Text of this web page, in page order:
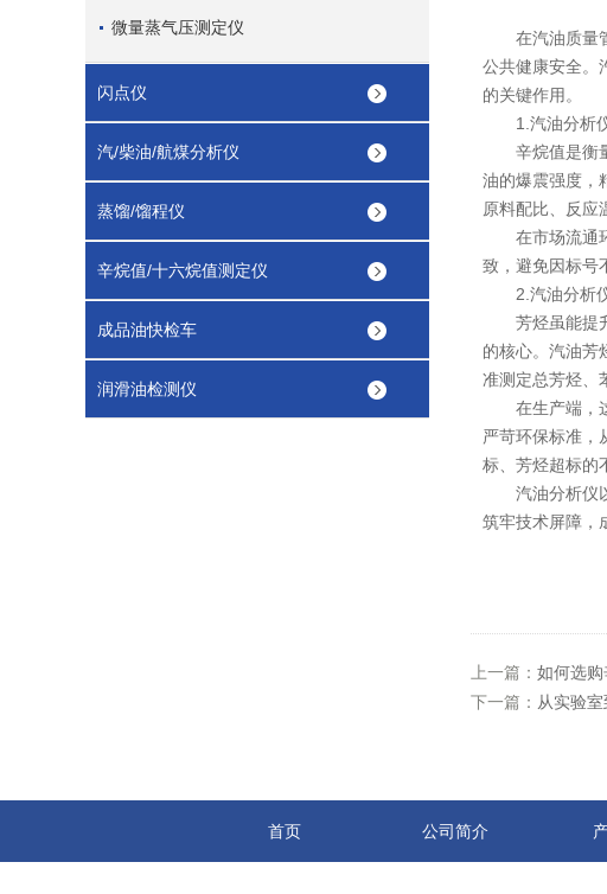
微量蒸气压测定仪
闪点仪
汽/柴油/航煤分析仪
蒸馏/馏程仪
辛烷值/十六烷值测定仪
成品油快检车
润滑油检测仪
在汽油质量管
公共健康安全。
的关键作用。
1.汽油分析仪
辛烷值是衡量
油的爆震强度，
原料配比、反应
在市场流通环
致，避免因标号
2.汽油分析仪
芳烃虽能提升
的核心。汽油芳
准测定总芳烃、
在生产端，这
严苛环保标准，
标、芳烃超标的
汽油分析仪以
筑牢技术屏障，
上一篇： 如何选
下一篇： 从实验
首页 公司简介